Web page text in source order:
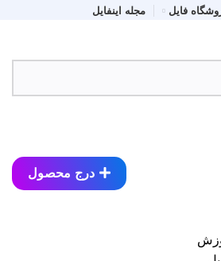
فایل مجله اینفایل
درج محصول